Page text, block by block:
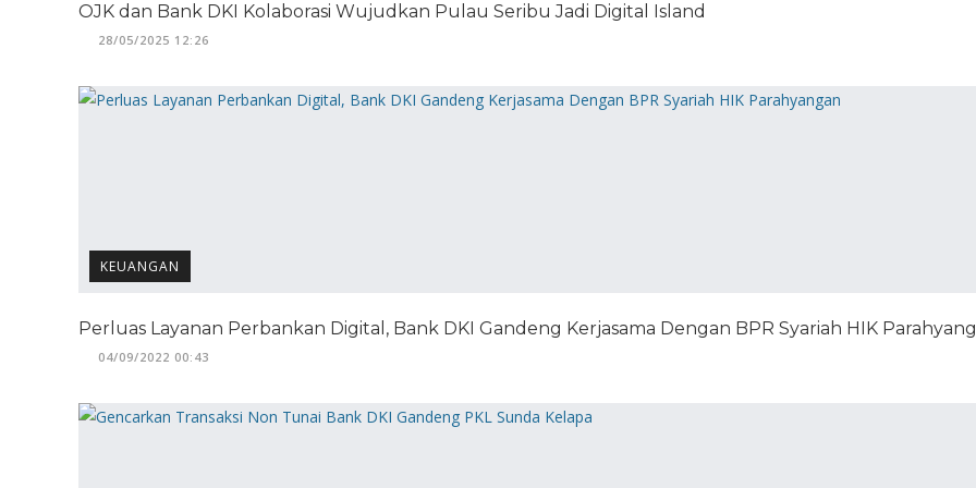
OJK dan Bank DKI Kolaborasi Wujudkan Pulau Seribu Jadi Digital Island
28/05/2025 12:26
KEUANGAN
Perluas Layanan Perbankan Digital, Bank DKI Gandeng Kerjasama Dengan BPR Syariah HIK
04/09/2022 00:43